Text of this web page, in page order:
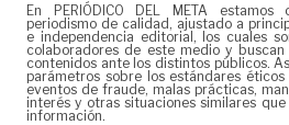
En PERIÓDICO DEL META
periodismo de calidad, ajustado a
e independencia editorial, los cuales
colaboradores de este medio y
contenidos ante los distintos públicos.
parámetros sobre los estándares
eventos de fraude, malas prácticas,
interés y otras situaciones similares
información.